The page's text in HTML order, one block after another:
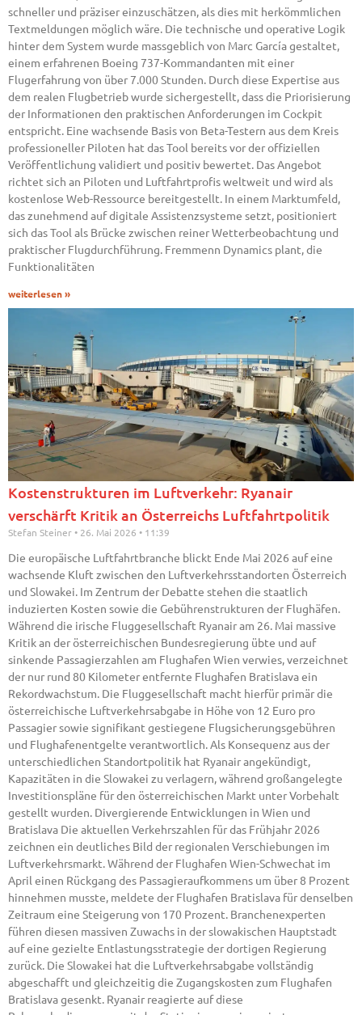
schneller und präziser einzuschätzen, als dies mit herkömmlichen
Textmeldungen möglich wäre. Die technische und operative Logik
hinter dem System wurde massgeblich von Marc García gestaltet,
einem erfahrenen Boeing 737-Kommandanten mit einer
Flugerfahrung von über 7.000 Stunden. Durch diese Expertise aus
dem realen Flugbetrieb wurde sichergestellt, dass die Priorisierung
der Informationen den praktischen Anforderungen im Cockpit
entspricht. Eine wachsende Basis von Beta-Testern aus dem Kreis
professioneller Piloten hat das Tool bereits vor der offiziellen
Veröffentlichung validiert und positiv bewertet. Das Angebot
richtet sich an Piloten und Luftfahrtprofis weltweit und wird als
kostenlose Web-Ressource bereitgestellt. In einem Marktumfeld,
das zunehmend auf digitale Assistenzsysteme setzt, positioniert
sich das Tool als Brücke zwischen reiner Wetterbeobachtung und
praktischer Flugdurchführung. Fremmenn Dynamics plant, die
Funktionalitäten
weiterlesen »
Kostenstrukturen im Luftverkehr: Ryanair
verschärft Kritik an Österreichs Luftfahrtpolitik
Stefan Steiner 26. Mai 2026 11:39
Die europäische Luftfahrtbranche blickt Ende Mai 2026 auf eine
wachsende Kluft zwischen den Luftverkehrsstandorten Österreich
und Slowakei. Im Zentrum der Debatte stehen die staatlich
induzierten Kosten sowie die Gebührenstrukturen der Flughäfen.
Während die irische Fluggesellschaft Ryanair am 26. Mai massive
Kritik an der österreichischen Bundesregierung übte und auf
sinkende Passagierzahlen am Flughafen Wien verwies, verzeichnet
der nur rund 80 Kilometer entfernte Flughafen Bratislava ein
Rekordwachstum. Die Fluggesellschaft macht hierfür primär die
österreichische Luftverkehrsabgabe in Höhe von 12 Euro pro
Passagier sowie signifikant gestiegene Flugsicherungsgebühren
und Flughafenentgelte verantwortlich. Als Konsequenz aus der
unterschiedlichen Standortpolitik hat Ryanair angekündigt,
Kapazitäten in die Slowakei zu verlagern, während großangelegte
Investitionspläne für den österreichischen Markt unter Vorbehalt
gestellt wurden. Divergierende Entwicklungen in Wien und
Bratislava Die aktuellen Verkehrszahlen für das Frühjahr 2026
zeichnen ein deutliches Bild der regionalen Verschiebungen im
Luftverkehrsmarkt. Während der Flughafen Wien-Schwechat im
April einen Rückgang des Passagieraufkommens um über 8 Prozent
hinnehmen musste, meldete der Flughafen Bratislava für denselben
Zeitraum eine Steigerung von 170 Prozent. Branchenexperten
führen diesen massiven Zuwachs in der slowakischen Hauptstadt
auf eine gezielte Entlastungsstrategie der dortigen Regierung
zurück. Die Slowakei hat die Luftverkehrsabgabe vollständig
abgeschafft und gleichzeitig die Zugangskosten zum Flughafen
Bratislava gesenkt. Ryanair reagierte auf diese